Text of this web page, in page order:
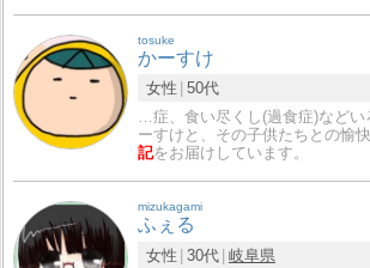
tosuke
かーすけ
女性 50代
…症、食い尽くし(過食症)などい
ーすけと、その子供たちとの愉
記をお届けしています。
mizukagami
ふぇる
女性 30代 岐阜県